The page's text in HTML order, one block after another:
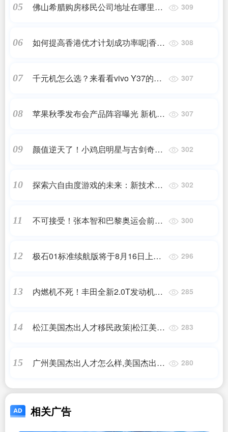
05
佛山希腊购房移民公司地址在哪里啊
_问答
309
06
如何提高香港优才计划成功率呢|香港
308
07
千元机怎么选？来看看vivo Y37的配
307
08
苹果秋季发布会产品阵容曝光 新机、
307
09
颜值逆天了！小鸡启明星与古剑奇谭
302
10
探索六自由度游戏的未来：新技术与
302
11
不可接受！张本智和巴黎奥运会前曾
300
12
极石01标准续航版将于8月16日上
296
13
内燃机不死！丰田全新2.0T发动机曝
285
14
松江美国杰出人才移民政策|松江美国
283
15
广州美国杰出人才怎么样,美国杰出人
280
相关广告